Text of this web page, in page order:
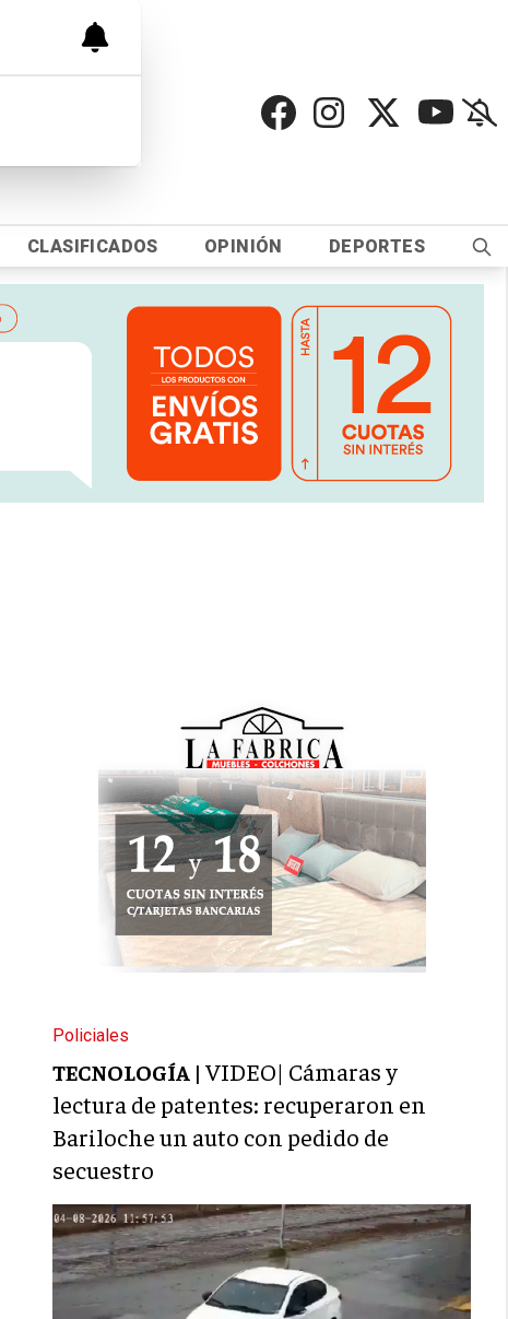
CLASIFICADOS OPINIÓN DEPORTES
Policiales
TECNOLOGÍA |VIDEO| Cámaras y
lectura de patentes: recuperaron en
Bariloche un auto con pedido de
secuestro